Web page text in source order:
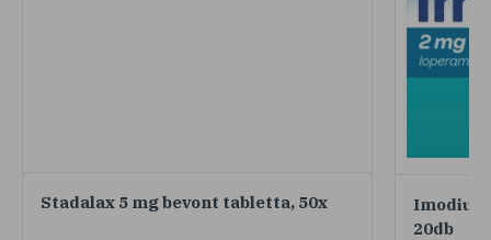
Stadalax 5 mg bevont tabletta, 50x
20db